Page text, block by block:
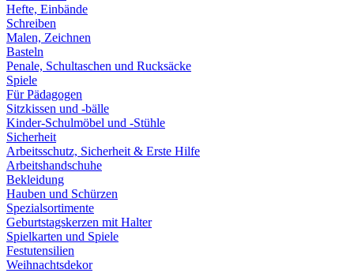
Hefte, Einbände
Schreiben
Malen, Zeichnen
Basteln
Penale, Schultaschen und Rucksäcke
Spiele
Für Pädagogen
Sitzkissen und -bälle
Kinder-Schulmöbel und -Stühle
Sicherheit
Arbeitsschutz, Sicherheit & Erste Hilfe
Arbeitshandschuhe
Bekleidung
Hauben und Schürzen
Spezialsortimente
Geburtstagskerzen mit Halter
Spielkarten und Spiele
Festutensilien
Weihnachtsdekor